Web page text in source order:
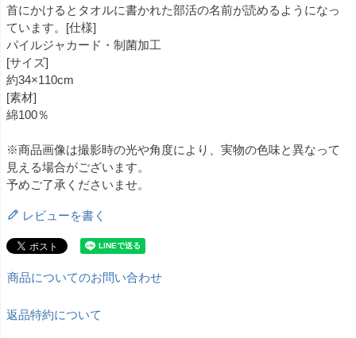
首にかけるとタオルに書かれた部活の名前が読めるようになっ
ています。[仕様]
パイルジャカード・制菌加工
[サイズ]
約34×110cm
[素材]
綿100％
※商品画像は撮影時の光や角度により、実物の色味と異なって
見える場合がございます。
予めご了承くださいませ。
レビューを書く
商品についてのお問い合わせ
返品特約について